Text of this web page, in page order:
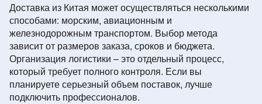
Доставка из Китая может осуществляться несколькими
способами: морским, авиационным и
железнодорожным транспортом. Выбор метода
зависит от размеров заказа, сроков и бюджета.
Организация логистики – это отдельный процесс,
который требует полного контроля. Если вы
планируете серьезный объем поставок, лучше
подключить профессионалов.